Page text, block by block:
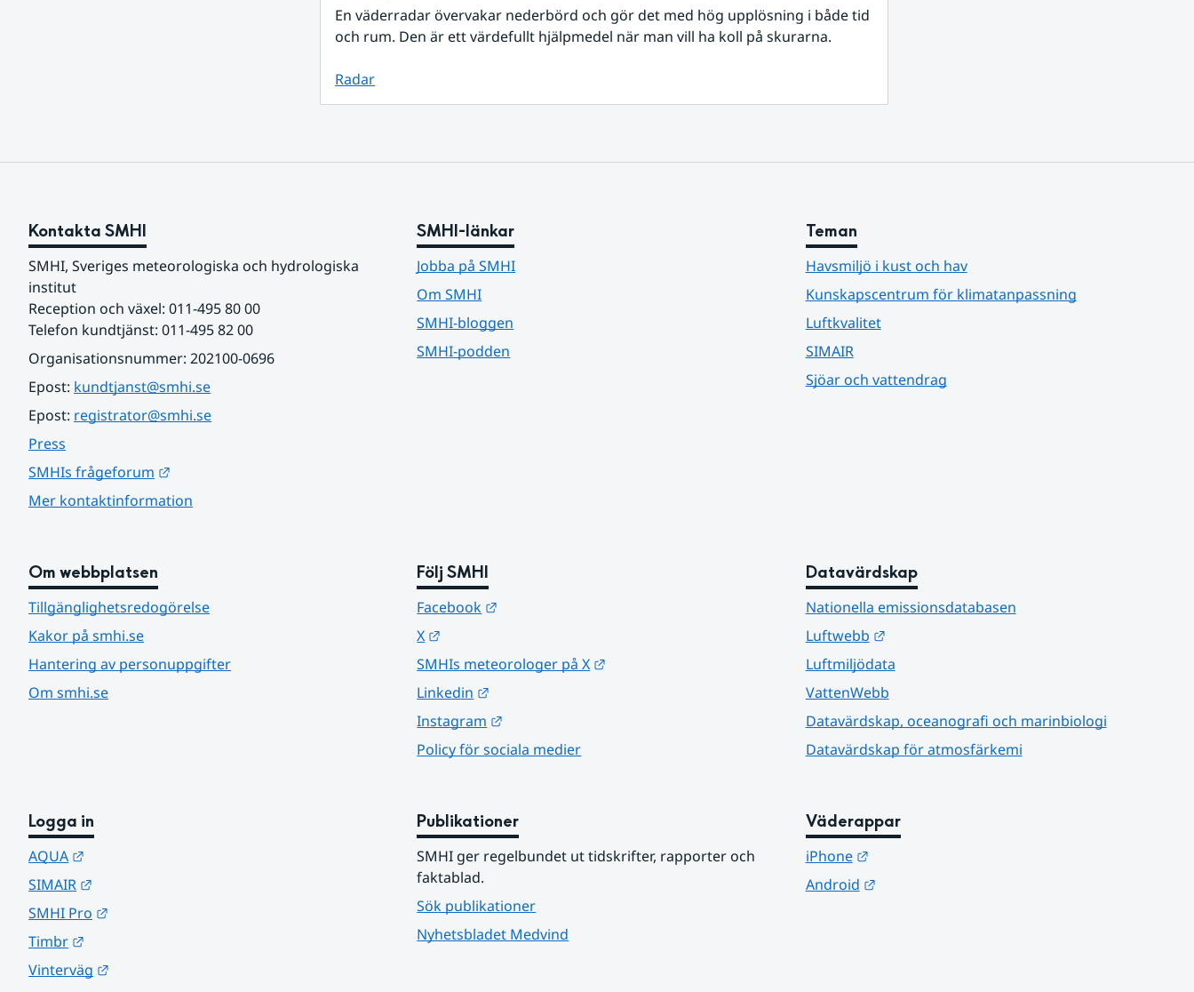
En väderradar övervakar nederbörd och gör det med hög upplösning i både tid
och rum. Den är ett värdefullt hjälpmedel när man vill ha koll på skurarna.
Radar
Kontakta SMHI
SMHI, Sveriges meteorologiska och hydrologiska
institut
Reception och växel: 011-495 80 00
Telefon kundtjänst: 011-495 82 00
Organisationsnummer: 202100-0696
Epost: kundtjanst@smhi.se
Epost: registrator@smhi.se
Press
SMHIs frågeforum
Mer kontaktinformation
SMHI-länkar
Jobba på SMHI
Om SMHI
SMHI-bloggen
SMHI-podden
Teman
Havsmiljö i kust och hav
Kunskapscentrum för klimatanpassning
Luftkvalitet
SIMAIR
Sjöar och vattendrag
Om webbplatsen
Tillgänglighetsredogörelse
Kakor på smhi.se
Hantering av personuppgifter
Om smhi.se
Följ SMHI
Facebook
X
SMHIs meteorologer på X
Linkedin
Instagram
Policy för sociala medier
Datavärdskap
Nationella emissionsdatabasen
Luftwebb
Länk till annan webbplats.
Luftmiljödata
VattenWebb
Datavärdskap, oceanografi och marinbiologi
Datavärdskap för atmosfärkemi
Logga in
AQUA
SIMAIR
SMHI Pro
Timbr
Vinterväg
Publikationer
SMHI ger regelbundet ut tidskrifter, rapporter och
faktablad.
Sök publikationer
Nyhetsbladet Medvind
Väderappar
iPhone
Länk till annan webbplats.
Android
Länk till annan webbplats.